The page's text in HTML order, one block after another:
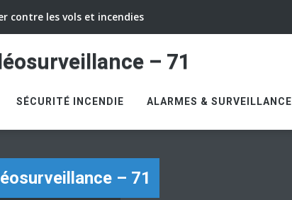
contre les vols et incendies
– 71
SÉCURITÉ INCENDIE ALARMES & SURVEILLANCE
– 71